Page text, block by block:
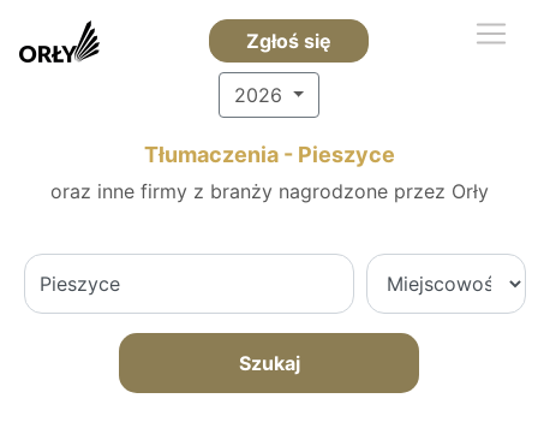
Zgłoś się
2026
Tłumaczenia - Pieszyce
oraz inne firmy z branży nagrodzone przez Orły
Szukaj